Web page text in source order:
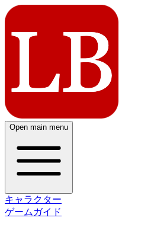
Open main menu
キャラクター
ゲームガイド